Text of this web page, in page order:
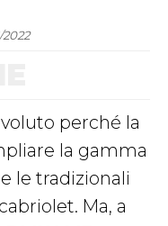
perché la
la gamma
le tradizionali
Ma, a